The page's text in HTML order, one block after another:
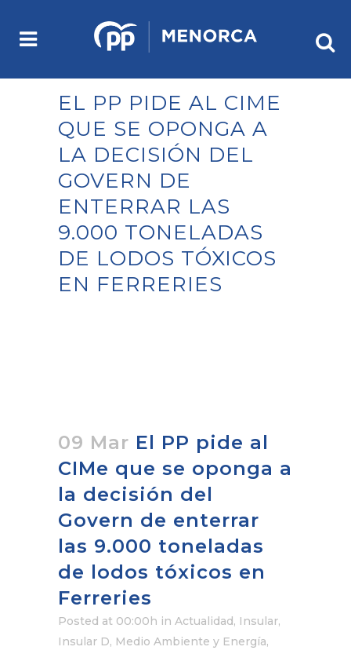
EL PP PIDE AL CIME
QUE SE OPONGA A
LA DECISIÓN DEL
GOVERN DE
ENTERRAR LAS
9.000 TONELADAS
DE LODOS TÓXICOS
EN FERRERIES
09 Mar El PP pide al
CIMe que se oponga a
la decisión del
Govern de enterrar
las 9.000 toneladas
de lodos tóxicos en
Ferreries
Posted at 00:00h in Actualidad, Insular,
Insular D, Medio Ambiente y Energía,